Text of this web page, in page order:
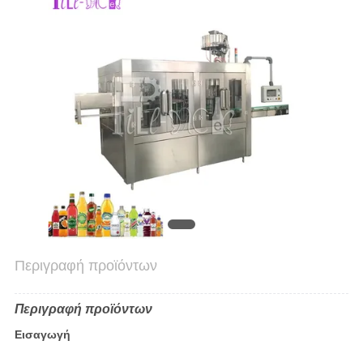
Περιγραφή προϊόντων
Περιγραφή προϊόντων
Εισαγωγή